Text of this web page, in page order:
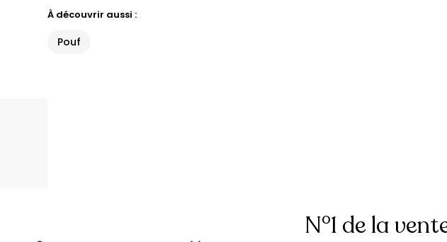
À découvrir aussi :
Pouf
N°1 de la